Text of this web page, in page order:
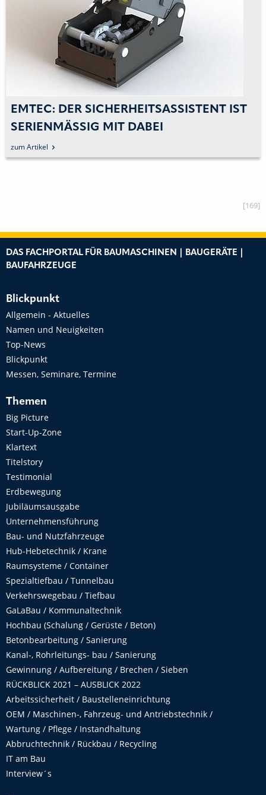
EMTEC: DER SICHERHEITSASSISTENT IST
SERIENMÄSSIG MIT DABEI
zum Artikel
[169]
DAS FACHPORTAL FÜR BAUMASCHINEN | BAUGERÄTE |
BAUFAHRZEUGE
Blickpunkt
Allgemein - Aktuelles
Namen und Neuigkeiten
Top-News
Blickpunkt
Messen, Seminare, Termine
Themen
Big Picture
Start-Up-Zone
Klartext
Titelstory
Testimonial
Erdbewegung
Jubiläumsausgabe
Unternehmensführung
Bau- und Nutzfahrzeuge
Hub-Hebetechnik / Krane
Raumsysteme / Container
Spezialtiefbau / Tunnelbau
Verkehrswegebau / Tiefbau
GaLaBau / Kommunaltechnik
Hochbau (Schalung / Gerüste / Beton)
Betonbearbeitung / Sanierung
Kanal-, Rohrleitungs- bau / Sanierung
Gewinnung / Aufbereitung / Brechen / Sieben
RÜCKBLICK 2021 – AUSBLICK 2022
Arbeitssicherheit / Baustelleneinrichtung
OEM / Maschinen-, Fahrzeug- und Antriebstechnik /
Wartung / Pflege / Instandhaltung
Abbruchtechnik / Rückbau / Recycling
IT am Bau
Interview´s